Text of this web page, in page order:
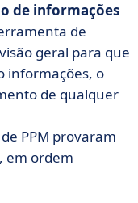
de informações
de
geral para que
informações, o
de qualquer
PPM provaram
em ordem